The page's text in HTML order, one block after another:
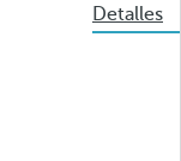
Detalles